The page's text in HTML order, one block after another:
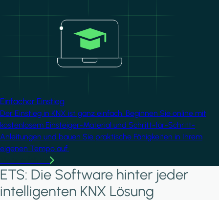
Einfacher Einstieg
Der Einstieg in KNX ist ganz einfach. Beginnen Sie online mit
kostenlosem Einsteiger-Material und Schritt-für-Schritt-
Anleitungen und bauen Sie praktische Fähigkeiten in Ihrem
eigenen Tempo auf.
ETS: Die Software hinter jeder
intelligenten KNX Lösung